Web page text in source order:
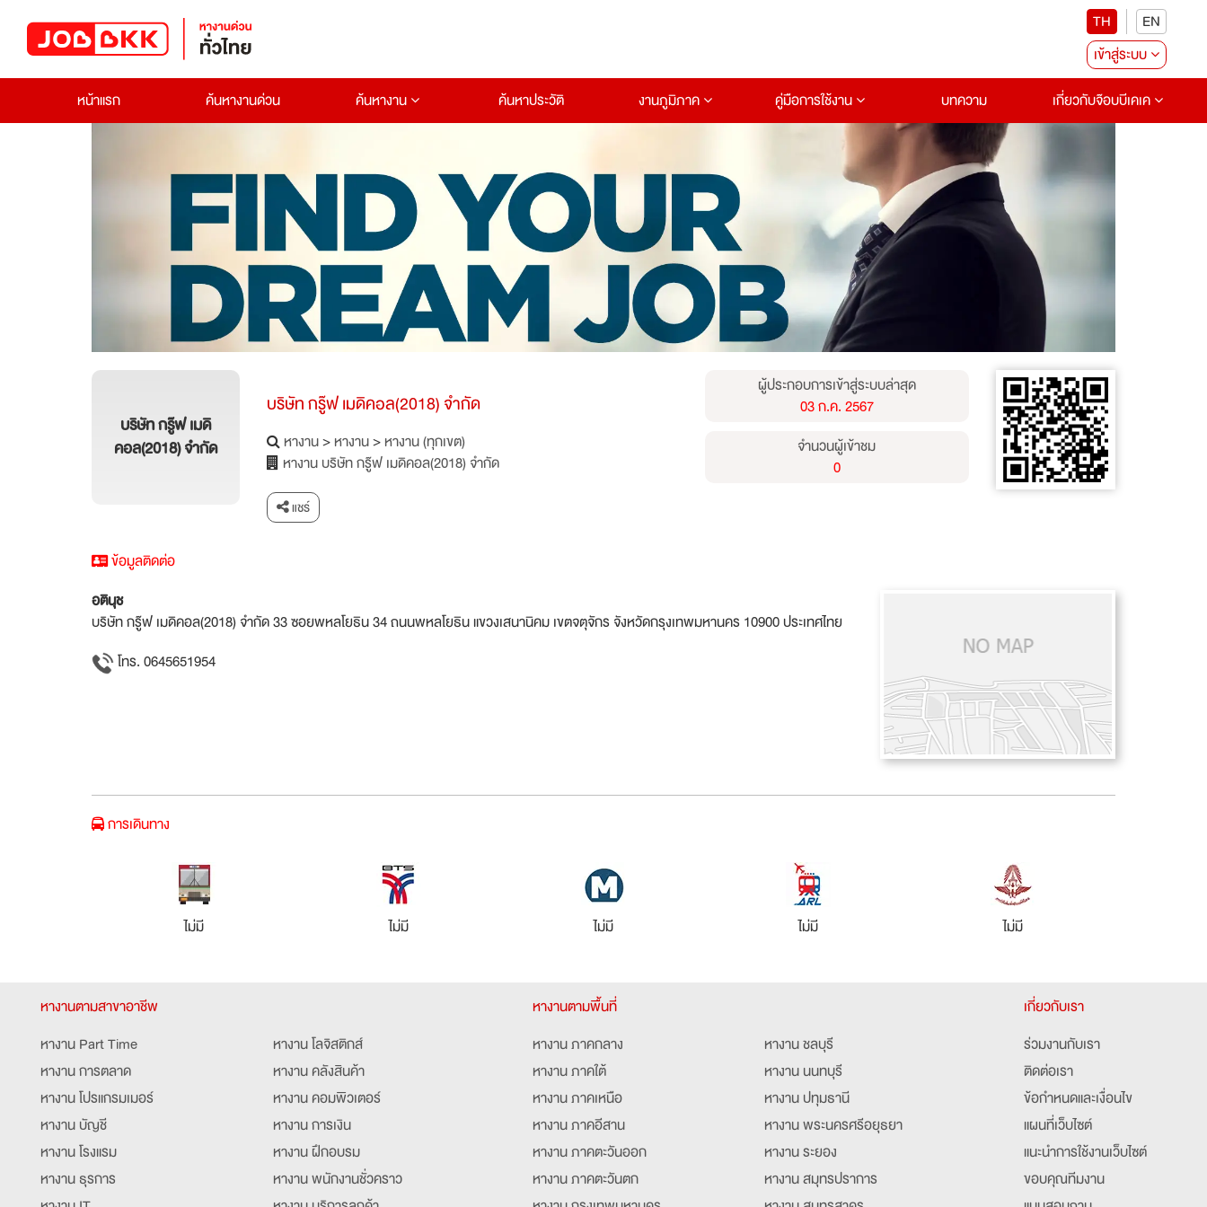
TH
EN
เข้าสู่ระบบ
หน้าแรก
ค้นหางานด่วน ค้นหางาน ค้นหาประวัติ งานภูมิภาค คู่มือการใช้งาน บทความ เกี่ยวกับจ๊อบบีเคเค
บริษัท กรู๊ฟ เมดิ
คอล(2018) จำกัด
บริษัท กรู๊ฟ เมดิคอล(2018) จำกัด
หางาน>หางาน>หางาน (ทุกเขต)
หางาน บริษัท กรู๊ฟ เมดิคอล(2018) จำกัด
แชร์
ผู้ประกอบการเข้าสู่ระบบล่าสุด
03 ก.ค. 2567
จำนวนผู้เข้าชม
0
ข้อมูลติดต่อ
อตินุช
บริษัท กรู๊ฟ เมดิคอล(2018) จำกัด 33 ซอยพหลโยธิน 34 ถนนพหลโยธิน แขวงเสนานิคม เขตจตุจักร จังหวัดกรุงเทพมหานคร 10900 ประเทศไทย
โทร. 0645651954
การเดินทาง
ไม่มี ไม่มี ไม่มี ไม่มี ไม่มี
หางานตามสาขาอาชีพ
หางาน Part Time
หางาน การตลาด
หางาน โปรแกรมเมอร์
หางาน บัญชี
หางาน โรงแรม
หางาน ธุรการ
หางาน โลจิสติกส์
หางาน คลังสินค้า
หางาน คอมพิวเตอร์
หางาน การเงิน
หางาน ฝึกอบรม
หางาน พนักงานชั่วคราว
หางานตามพื้นที่
หางาน ภาคกลาง
หางาน ภาคใต้
หางาน ภาคเหนือ
หางาน ภาคอีสาน
หางาน ภาคตะวันออก
หางาน ภาคตะวันตก
หางาน ชลบุรี
หางาน นนทบุรี
หางาน ปทุมธานี
หางาน พระนครศรีอยุธยา
หางาน ระยอง
หางาน สมุทรปราการ
เกี่ยวกับเรา
ร่วมงานกับเรา
ติดต่อเรา
ข้อกำหนดและเงื่อนไข
แผนที่เว็บไซต์
แนะนำการใช้งานเว็บไซต์
ขอบคุณทีมงาน